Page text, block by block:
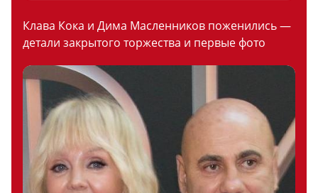
Клава Кока и Дима Масленников поженились —
детали закрытого торжества и первые фото